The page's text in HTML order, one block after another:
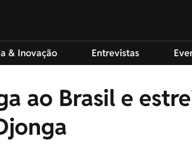
& Inovação Entrevistas
ao Brasil e